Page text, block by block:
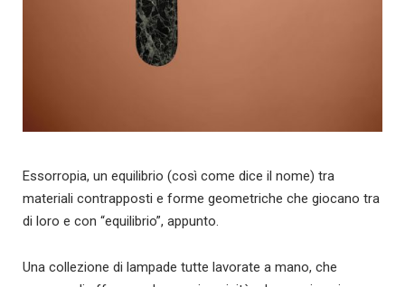
Essorropia, un equilibrio (così come dice il nome) tra
materiali contrapposti e forme geometriche che giocano tra
di loro e con “equilibrio”, appunto.
Una collezione di lampade tutte lavorate a mano, che